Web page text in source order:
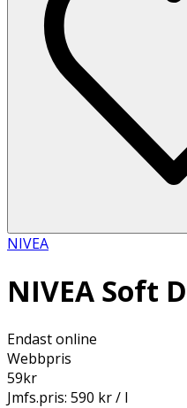
NIVEA
NIVEA Soft
Endast online
Webbpris
59kr
Jmfs.pris: 590 kr / l